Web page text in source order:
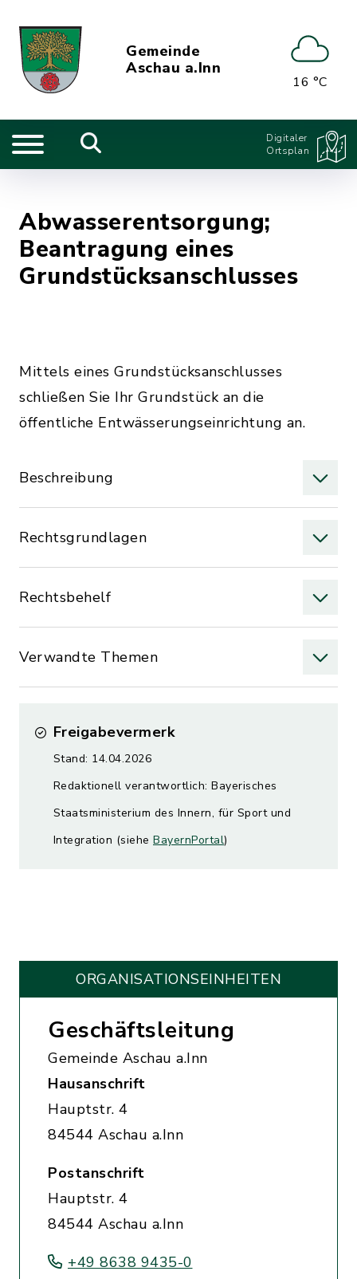
Gemeinde
Aschau a.Inn
16 °C
Digitaler
Ortsplan
Abwasserentsorgung;
Beantragung eines
Grundstücksanschlusses
Mittels eines Grundstücksanschlusses
schließen Sie Ihr Grundstück an die
öffentliche Entwässerungseinrichtung an.
Beschreibung
Rechtsgrundlagen
Rechtsbehelf
Verwandte Themen
Freigabevermerk
Stand: 14.04.2026
Redaktionell verantwortlich: Bayerisches
Staatsministerium des Innern, für Sport und
Integration (siehe BayernPortal)
ORGANISATIONS­EINHEITEN
Geschäftsleitung
Gemeinde Aschau a.Inn
Hausanschrift
Hauptstr. 4
84544 Aschau a.Inn
Postanschrift
Hauptstr. 4
84544 Aschau a.Inn
+49 8638 9435-0